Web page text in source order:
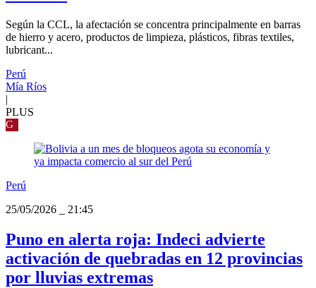
Según la CCL, la afectación se concentra principalmente en barras
de hierro y acero, productos de limpieza, plásticos, fibras textiles,
lubricant...
Perú
Mía Ríos
|
PLUS
G
Perú
25/05/2026
21:45
Puno en alerta roja: Indeci advierte
activación de quebradas en 12 provincias
por lluvias extremas